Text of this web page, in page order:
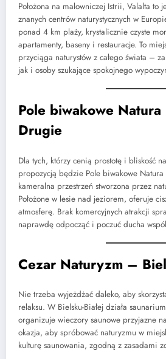
Położona na malowniczej Istrii, Valalta to
znanych centrów naturystycznych w
ponad 4 km plaży, krystalicznie czyste
apartamenty, baseny i restauracje. To
przyciąga naturystów z całego świata –
jak i osoby szukające spokojnego
Pole biwakowe
Drugie
Dla tych, którzy cenią prostotę i bliskość
propozycją będzie Pole biwakowe Natura
kameralna przestrzeń stworzona przez
Położone w lesie nad jeziorem, oferuje
atmosferę. Brak komercyjnych atrakcji
naprawdę odpocząć i poczuć ducha
Cezar Naturyzm –
Nie trzeba wyjeżdżać daleko, aby
relaksu. W Bielsku-Białej działa
organizuje wieczory saunowe przyjazne
okazja, aby spróbować naturyzmu w
kulturę saunowania, zgodną z zasadami